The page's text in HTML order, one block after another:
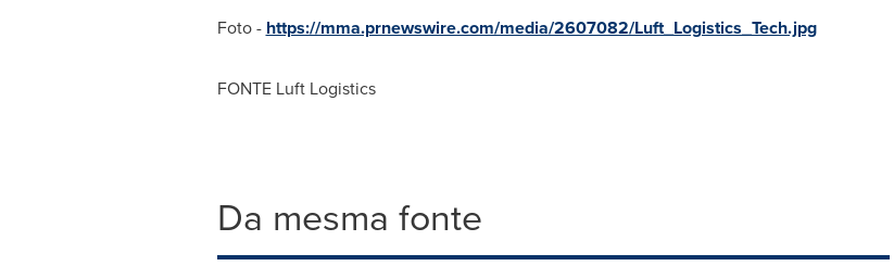
Foto - https://mma.prnewswire.com/media/2607082/Luft_Logistics_Tech.jpg
FONTE Luft Logistics
Da mesma fonte